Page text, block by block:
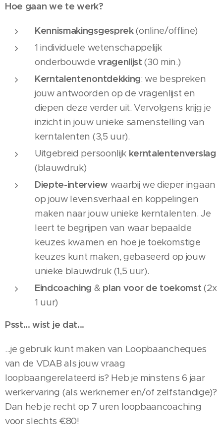
Hoe gaan we te werk?
Kennismakingsgesprek(online/offline)
1 individuele wetenschappelijk
onderbouwdevragenlijst (30 min.)
Kerntalentenontdekking: we bespreken
jouw antwoorden op de vragenlijst en
diepen deze verder uit. Vervolgens krijg je
inzicht in jouw unieke samenstelling van
kerntalenten (3,5 uur).
Uitgebreid persoonlijk kerntalentenverslag
(blauwdruk)
Diepte-interview waarbij we dieper ingaan
op jouw levensverhaal en koppelingen
maken naar jouw unieke kerntalenten. Je
leert te begrijpen van waar bepaalde
keuzes kwamen en hoe je toekomstige
keuzes kunt maken, gebaseerd op jouw
unieke blauwdruk (1,5 uur).
Eindcoaching & plan voor de toekomst (2x
1 uur)
Psst... wist je dat...
...je gebruik kunt maken van Loopbaancheques
van de VDAB als jouw vraag
loopbaangerelateerd is? Heb je minstens 6 jaar
werkervaring (als werknemer en/of zelfstandige)?
Dan heb je recht op 7 uren loopbaancoaching
voor slechts €80!